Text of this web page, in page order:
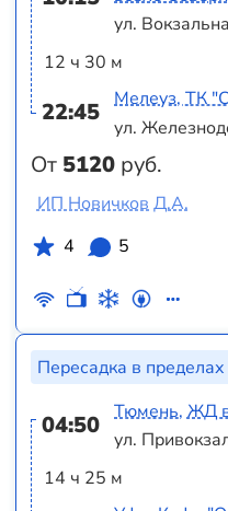
12 ч 30 м
22:45
От 5120 руб.
ул.
Мелеуз, ТК
ул.
ИП Новичков Д.А.
4
5
Пересадка в пределах
04:50
14 ч 25 м
Тюмень, ЖД
ул.